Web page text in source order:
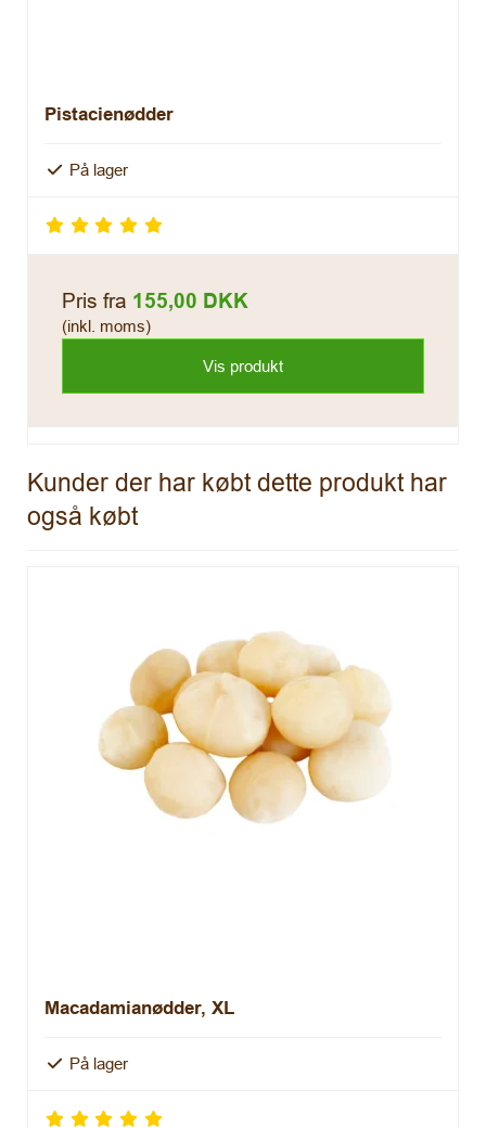
Pistacienødder
På lager
Pris fra 155,00 DKK
(inkl. moms)
Vis produkt
Kunder der har købt dette produkt har
også købt
Macadamianødder, XL
På lager